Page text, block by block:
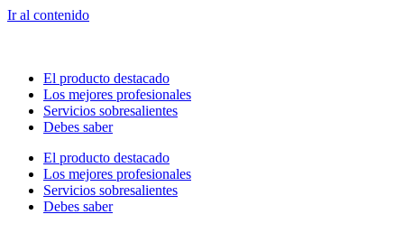
Ir al contenido
El producto destacado
Los mejores profesionales
Servicios sobresalientes
Debes saber
El producto destacado
Los mejores profesionales
Servicios sobresalientes
Debes saber